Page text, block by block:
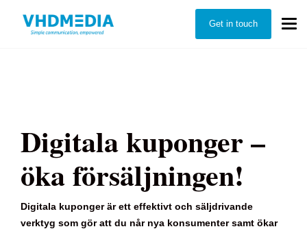
Get in touch
Digitala kuponger –
öka försäljningen!
Digitala kuponger är ett effektivt och säljdrivande
verktyg som gör att du når nya konsumenter samt ökar